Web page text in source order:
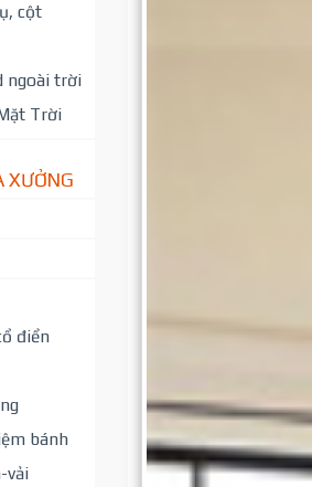
cột
ngoài trời
Trời
XƯỞNG
điển
bánh
vải